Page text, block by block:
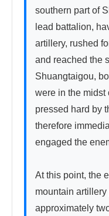
southern part of
lead battalion,
artillery, rushed
and reached the
Shuangtaigou,
were in the midst
pressed hard by
therefore
engaged the
At this point, the
mountain
approximately